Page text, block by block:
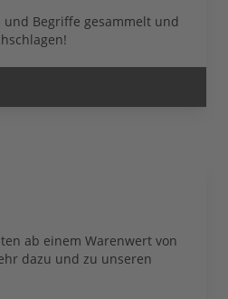
Begriffe gesammelt und
ab einem Warenwert von
dazu und zu unseren